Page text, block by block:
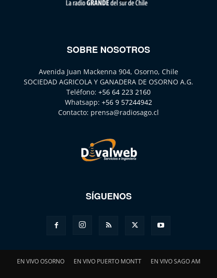
SOBRE NOSOTROS
Avenida Juan Mackenna 904, Osorno, Chile
SOCIEDAD AGRICOLA Y GANADERA DE OSORNO A.G.
Teléfono: +56 64 223 2160
Whatsapp: +56 9 57244942
Contacto: prensa@radiosago.cl
SÍGUENOS
EN VIVO OSORNO EN VIVO PUERTO MONTT EN VIVO SAGO AM